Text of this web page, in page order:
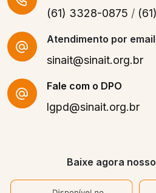
(61) 3328-0875 /
Atendimento por email
sinait@sinait.org.br
Fale com o DPO
lgpd@sinait.org.br
Baixe agora